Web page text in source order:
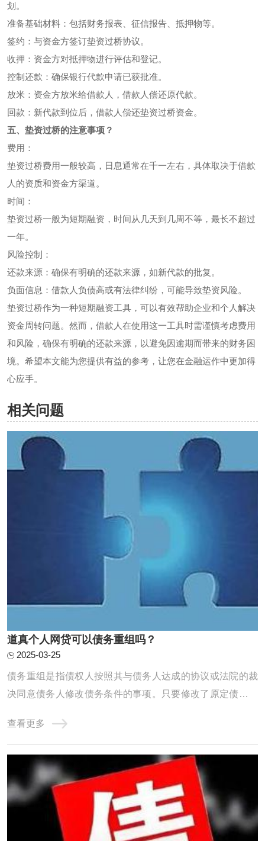
划。
准备基础材料：包括财务报表、征信报告、抵押物等。
签约：与资金方签订垫资过桥协议。
收押：资金方对抵押物进行评估和登记。
控制还款：确保银行代款申请已获批准。
放米：资金方放米给借款人，借款人偿还原代款。
回款：新代款到位后，借款人偿还垫资过桥资金。
五、垫资过桥的注意事项？
费用：
垫资过桥费用一般较高，日息通常在千一左右，具体取决于借款
人的资质和资金方渠道。
时间：
垫资过桥一般为短期融资，时间从几天到几周不等，最长不超过
一年。
风险控制：
还款来源：确保有明确的还款来源，如新代款的批复。
负面信息：借款人负债高或有法律纠纷，可能导致垫资风险。
垫资过桥作为一种短期融资工具，可以有效帮助企业和个人解决
资金周转问题。然而，借款人在使用这一工具时需谨慎考虑费用
和风险，确保有明确的还款来源，以避免因逾期而带来的财务困
境。希望本文能为您提供有益的参考，让您在金融运作中更加得
心应手。
相关问题
道真个人网贷可以债务重组吗？
2025-03-25
债务重组是指债权人按照其与债务人达成的协议或法院的裁
决同意债务人修改债务条件的事项。只要修改了原定债务偿
的，均作为债务重组。个人网贷的债务重组需要遵循一定的
原则和程序，包括核销已经损失或无法收回的资产及损益账
户上的借方余额，对资产进行重估价，以确定 ...
查看更多